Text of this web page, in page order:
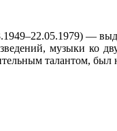
—
музыки ко
талантом,